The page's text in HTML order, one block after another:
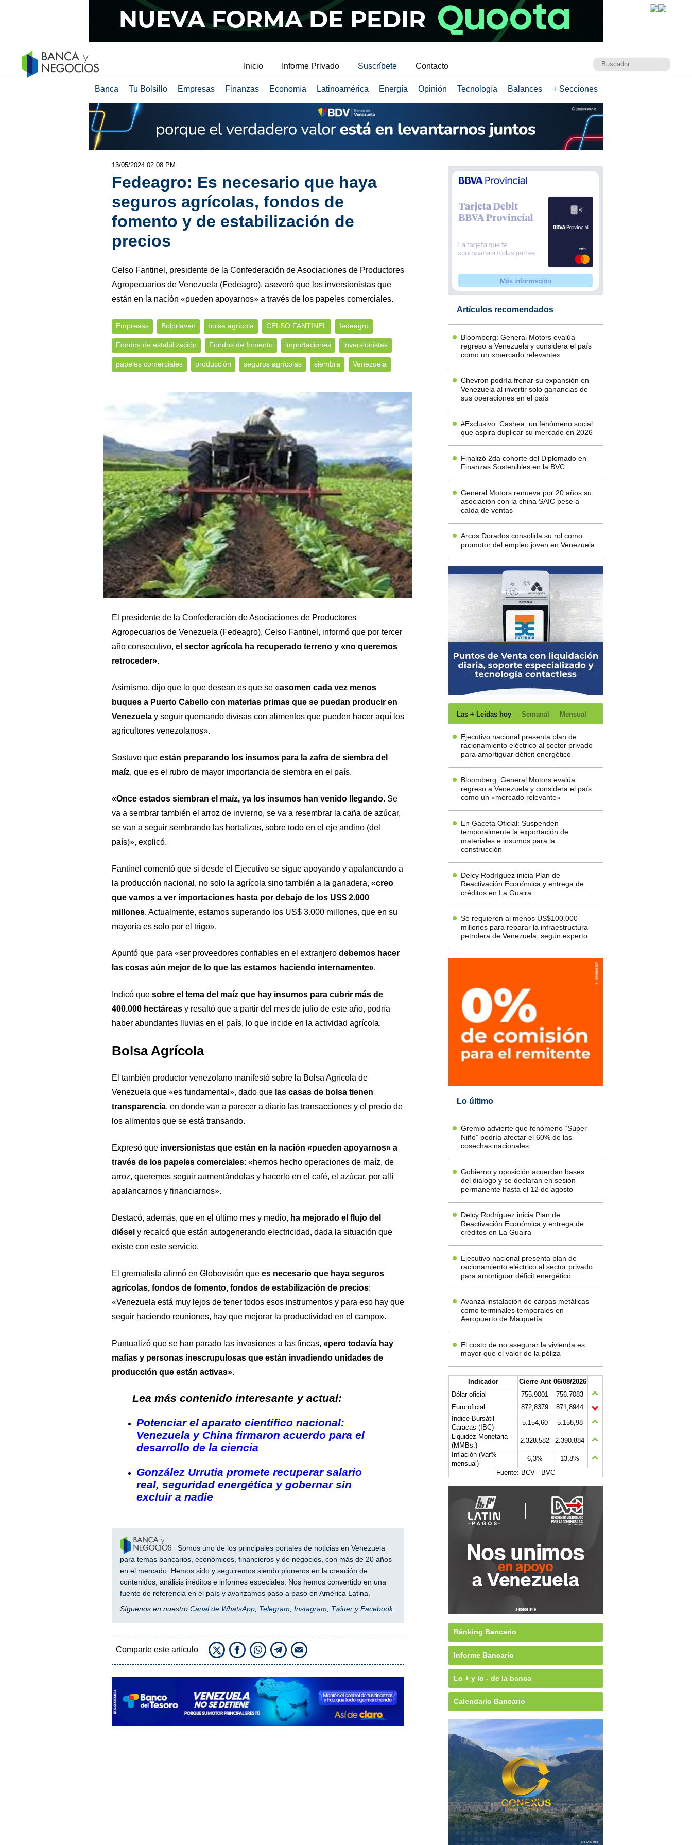
Inicio Informe Privado Suscríbete Contacto
Banca Tu Bolsillo Empresas Finanzas Economía Latinoamérica Energía Opinión Tecnología Balances + Secciones
13/05/2024 02:08 PM
Fedeagro: Es necesario que haya
seguros agrícolas, fondos de
fomento y de estabilización de
precios
Celso Fantinel, presidente de la Confederación de Asociaciones de Productores
Agropecuarios de Venezuela (Fedeagro), aseveró que los inversionistas que
están en la nación «pueden apoyarnos» a través de los papeles comerciales.
Empresas Bolpriaven bolsa agrícola CELSO FANTINEL fedeagro
Fondos de estabilización Fondos de fomento importaciones inversionistas
papeles comerciales producción seguros agrícolas siembra Venezuela
El presidente de la Confederación de Asociaciones de Productores
Agropecuarios de Venezuela (Fedeagro), Celso Fantinel, informó que por tercer
año consecutivo, el sector agrícola ha recuperado terreno y «no queremos
retroceder».
Asimismo, dijo que lo que desean es que se «asomen cada vez menos
buques a Puerto Cabello con materias primas que se puedan producir en
Venezuelay seguir quemando divisas con alimentos que pueden hacer aquí los
agricultores venezolanos».
Sostuvo que están preparando los insumos para la zafra de siembra del
maíz, que es el rubro de mayor importancia de siembra en el país.
«Once estados siembran el maíz, ya los insumos han venido llegando.Se
va a sembrar también el arroz de invierno, se va a resembrar la caña de azúcar,
se van a seguir sembrando las hortalizas, sobre todo en el eje andino (del
país)», explicó.
Fantinel comentó que si desde el Ejecutivo se sigue apoyando y apalancando a
la producción nacional, no solo la agrícola sino también a la ganadera, «creo
que vamos a ver importaciones hasta por debajo de los US$ 2.000
millones. Actualmente, estamos superando los US$ 3.000 millones, que en su
mayoría es solo por el trigo».
Apuntó que para «ser proveedores confiables en el extranjero debemos hacer
las cosas aún mejor de lo que las estamos haciendo internamente».
Indicó que sobre el tema del maíz que hay insumos para cubrir más de
400.000 hectáreasy resaltó que a partir del mes de julio de este año, podría
haber abundantes lluvias en el país, lo que incide en la actividad agrícola.
Bolsa Agrícola
El también productor venezolano manifestó sobre la Bolsa Agrícola de
Venezuela que «es fundamental», dado que las casas de bolsa tienen
transparencia, en donde van a parecer a diario las transacciones y el precio de
los alimentos que se está transando.
Expresó que inversionistas que están en la nación «pueden apoyarnos» a
través de los papeles comerciales: «hemos hecho operaciones de maíz, de
arroz, queremos seguir aumentándolas y hacerlo en el café, el azúcar, por allí
apalancarnos y financiarnos».
Destacó, además, que en el último mes y medio, ha mejorado el flujo del
diésel y recalcó que están autogenerando electricidad, dada la situación que
existe con este servicio.
El gremialista afirmó en Globovisión que es necesario que haya seguros
agrícolas, fondos de fomento, fondos de estabilización de precios:
«Venezuela está muy lejos de tener todos esos instrumentos y para eso hay que
seguir haciendo reuniones, hay que mejorar la productividad en el campo».
Puntualizó que se han parado las invasiones a las fincas, «pero todavía hay
mafias y personas inescrupulosas que están invadiendo unidades de
producción que están activas».
Lea más contenido interesante y actual:
Potenciar el aparato científico nacional:
Venezuela y China firmaron acuerdo para el
desarrollo de la ciencia
González Urrutia promete recuperar salario
real, seguridad energética y gobernar sin
excluir a nadie
Somos uno de los principales portales de noticias en Venezuela
para temas bancarios, económicos, financieros y de negocios, con más de 20 años
en el mercado. Hemos sido y seguiremos siendo pioneros en la creación de
contenidos, análisis inéditos e informes especiales. Nos hemos convertido en una
fuente de referencia en el país y avanzamos paso a paso en América Latina.
Síguenos en nuestro Canal de WhatsApp, Telegram, Instagram, TwitteryFacebook
Comparte este artículo
Artículos recomendados
Bloomberg: General Motors evalúa
regreso a Venezuela y considera el país
como un «mercado relevante»
Chevron podría frenar su expansión en
Venezuela al invertir solo ganancias de
sus operaciones en el país
#Exclusivo: Cashea, un fenómeno social
que aspira duplicar su mercado en 2026
Finalizó 2da cohorte del Diplomado en
Finanzas Sostenibles en la BVC
General Motors renueva por 20 años su
asociación con la china SAIC pese a
caída de ventas
Arcos Dorados consolida su rol como
promotor del empleo joven en Venezuela
Las + Leídas hoy Semanal Mensual
Ejecutivo nacional presenta plan de
racionamiento eléctrico al sector privado
para amortiguar déficit energético
Bloomberg: General Motors evalúa
regreso a Venezuela y considera el país
como un «mercado relevante»
En Gaceta Oficial: Suspenden
temporalmente la exportación de
materiales e insumos para la
construcción
Delcy Rodríguez inicia Plan de
Reactivación Económica y entrega de
créditos en La Guaira
Se requieren al menos US$100.000
millones para reparar la infraestructura
petrolera de Venezuela, según experto
Lo último
Gremio advierte que fenómeno “Súper
Niño” podría afectar el 60% de las
cosechas nacionales
Gobierno y oposición acuerdan bases
del diálogo y se declaran en sesión
permanente hasta el 12 de agosto
Delcy Rodríguez inicia Plan de
Reactivación Económica y entrega de
créditos en La Guaira
Ejecutivo nacional presenta plan de
racionamiento eléctrico al sector privado
para amortiguar déficit energético
Avanza instalación de carpas metálicas
como terminales temporales en
Aeropuerto de Maiquetía
El costo de no asegurar la vivienda es
mayor que el valor de la póliza
Indicador Cierre Ant 06/08/2026
Dólar oficial
755.9001
756.7083
Euro oficial
872,8379
871,8944
Índice Bursátil
Caracas (IBC)
5.154,60
5.158,98
Liquidez Monetaria
(MMBs.)
2.328.582
2.390.884
Inflación (Var%
mensual)
6,3%
13,8%
Fuente: BCV - BVC
Ránking Bancario
Informe Bancario
Lo + y lo - de la banca
Calendario Bancario